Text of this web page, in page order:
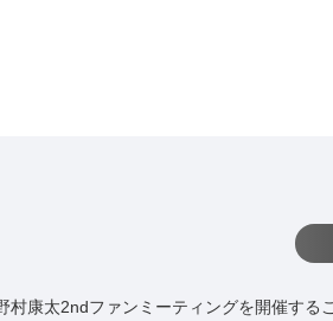
村康太2ndファンミーティングを開催する